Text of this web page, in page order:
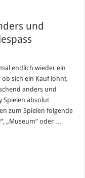
und
endlich wieder ein
ob sich ein Kauf lohnt,
anders und
Spielen absolut
zum Spielen folgende
„Museum“ oder …